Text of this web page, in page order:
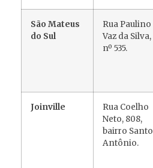
São Mateus
do Sul
Rua Paulino
Vaz da Silva,
nº 535.
Joinville
Rua Coelho
Neto, 808,
bairro Santo
Antônio.